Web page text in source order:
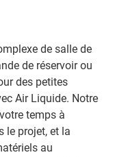
de salle de
de réservoir ou
des petites
Air Liquide. Notre
temps à
le projet, et la
au